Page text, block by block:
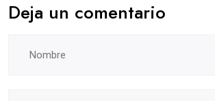
Deja un comentario